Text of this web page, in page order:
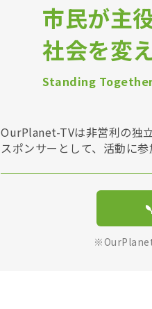
市民が主
社会を変
Standing
OurPlanet-TVは非営利の独
スポンサーとして、活動に